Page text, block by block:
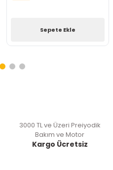
Sepete Ekle
3000 TL ve Üzeri Preiyodik
Bakım ve Motor
Kargo Ücretsiz